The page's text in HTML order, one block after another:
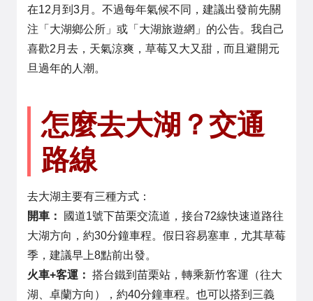
在12月到3月。不過每年氣候不同，建議出發前先關
注「大湖鄉公所」或「大湖旅遊網」的公告。我自己
喜歡2月去，天氣涼爽，草莓又大又甜，而且避開元
旦過年的人潮。
怎麼去大湖？交通
路線
去大湖主要有三種方式：
開車：
國道1號下苗栗交流道，接台72線快速道路往
大湖方向，約30分鐘車程。假日容易塞車，尤其草莓
季，建議早上8點前出發。
火車+客運： 搭台鐵到苗栗站，轉乘新竹客運（往大
湖、卓蘭方向），約40分鐘車程。也可以搭到三義